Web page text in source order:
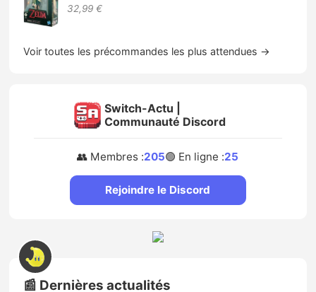
32,99 €
Voir toutes les précommandes les plus attendues →
Switch-Actu |
Communauté Discord
👥 Membres :205🟢 En ligne :25
Rejoindre le Discord
📰 Dernières actualités